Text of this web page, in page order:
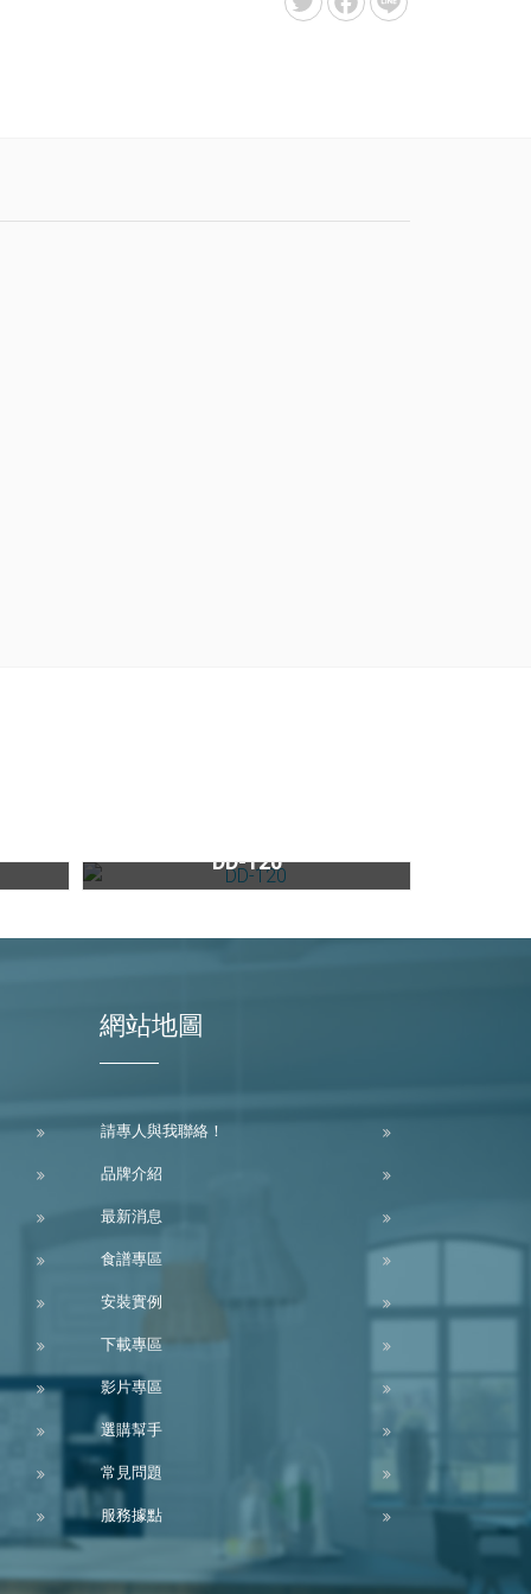
DD-120
網站地圖
請專人與我聯絡！
品牌介紹
最新消息
食譜專區
安裝實例
下載專區
影片專區
選購幫手
常見問題
服務據點